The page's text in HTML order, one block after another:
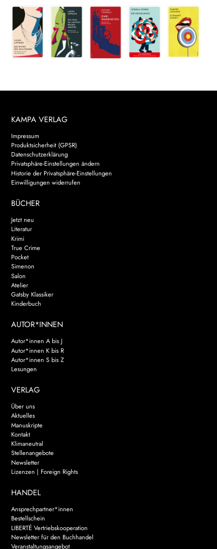
KAMPA VERLAG
Impressum
Produktsicherheit (GPSR)
Datenschutzerklärung
Privatsphäre-Einstellungen ändern
Historie der Privatsphäre-Einstellungen
Einwilligungen widerrufen
BÜCHER
Jetzt neu
Literatur
Krimi
True Crime
Pocket
Simenon
Salon
Atelier
Gatsby Klassiker
Kinderbuch
AUTOR*INNEN
Autor*innen A bis J
Autor*innen K bis R
Autor*innen S bis Z
Lesungen
VERLAG
Über uns
Aktuelles
Manuskripte
Kontakt
Klimaneutral
Stellenangebote
Newsletter
Lizenzen | Foreign Rights
HANDEL
Ansprechpartner*innen
Bestellschein
LIBERTÉ Vertriebskooperation
Newsletter für den Buchhandel
Veranstaltungsangebot